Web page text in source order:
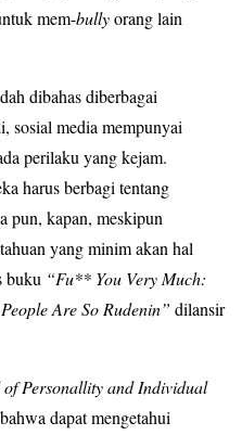
mem-bullyorang lain
dibahas diberbagai
sosial media mempunyai
perilaku yang kejam.
harus berbagi tentang
pun, kapan, meskipun
yang minim akan hal
buku “Fu** You Very Much:
Are So Rudenin” dilansir
Personallity and Individual
dapat mengetahui